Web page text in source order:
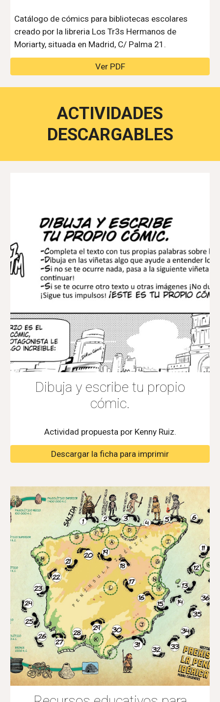
Catálogo de cómics para bibliotecas escolares
creado por la libreria Los Tr3s Hermanos de
Moriarty, situada en Madrid, C/ Palma 21.
Ver PDF
ACTIVIDADES
DESCARGABLES
Dibuja y escribe tu propio
cómic.
Actividad propuesta por Kenny Ruiz.
Descargar la ficha para imprimir